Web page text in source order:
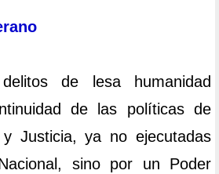
de lesa humanidad
de las políticas de
Justicia, ya no ejecutadas
sino por un Poder